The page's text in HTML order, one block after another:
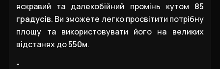
яскравий та далекобійний промінь кутом 85
градусів. Ви зможете легко просвітити потрібну
площу та використовувати його на великих
відстанях до550м.
-